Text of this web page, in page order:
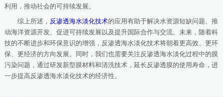
利用，推动社会的可持续发展。
综上所述， 反渗透海水淡化技术的应用有助于解决水资源短缺问题、推
动海洋资源开发、促进可持续发展以及提升国际合作与交流。未来，随着科
技的不断进步和环保意识的增强，反渗透海水淡化技术将朝着更高效、更环
保、更经济的方向发展。同时，我们也需要关注反渗透海水淡化过程中的膜
污染问题，通过研发新型膜材料和清洗技术，延长反渗透膜的使用寿命，进
一步提高反渗透海水淡化技术的经济性。